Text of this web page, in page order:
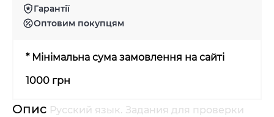
Гарантії
Оптовим покупцям
* Мінімальна сума замовлення на сайті
1000 грн
Опис Русский язык. Задания для проверки